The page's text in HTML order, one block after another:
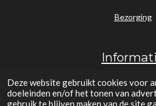
Deze website gebruikt cookies voor
doeleinden en/of het tonen van
gebruik te blijven maken van de site
Bezorging
KVK nr. :